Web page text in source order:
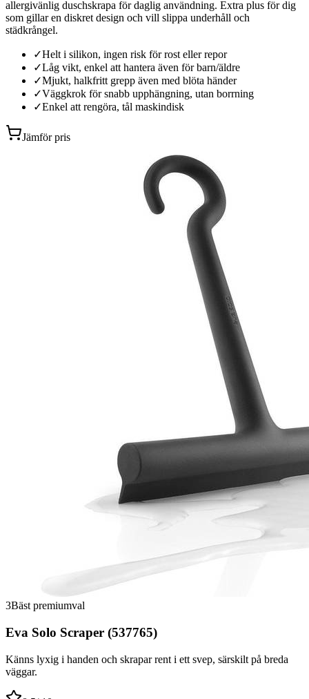
allergivänlig duschskrapa för daglig användning. Extra plus för dig
som gillar en diskret design och vill slippa underhåll och
städkrångel.
✓Helt i silikon, ingen risk för rost eller repor
✓Låg vikt, enkel att hantera även för barn/äldre
✓Mjukt, halkfritt grepp även med blöta händer
✓Väggkrok för snabb upphängning, utan borrning
✓Enkel att rengöra, tål maskindisk
Jämför pris
3Bäst premiumval
Eva Solo Scraper (537765)
Känns lyxig i handen och skrapar rent i ett svep, särskilt på breda
väggar.